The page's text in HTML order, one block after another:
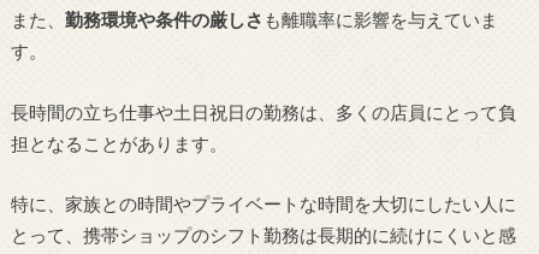
また、 勤務環境や条件の厳しさ も離職率に影響を与えていま
す。
長時間の立ち仕事や土日祝日の勤務は、多くの店員にとって負
担となることがあります。
特に、家族との時間やプライベートな時間を大切にしたい人に
とって、携帯ショップのシフト勤務は長期的に続けにくいと感